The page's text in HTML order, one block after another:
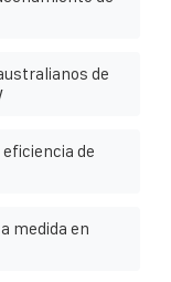
de
de
medida en